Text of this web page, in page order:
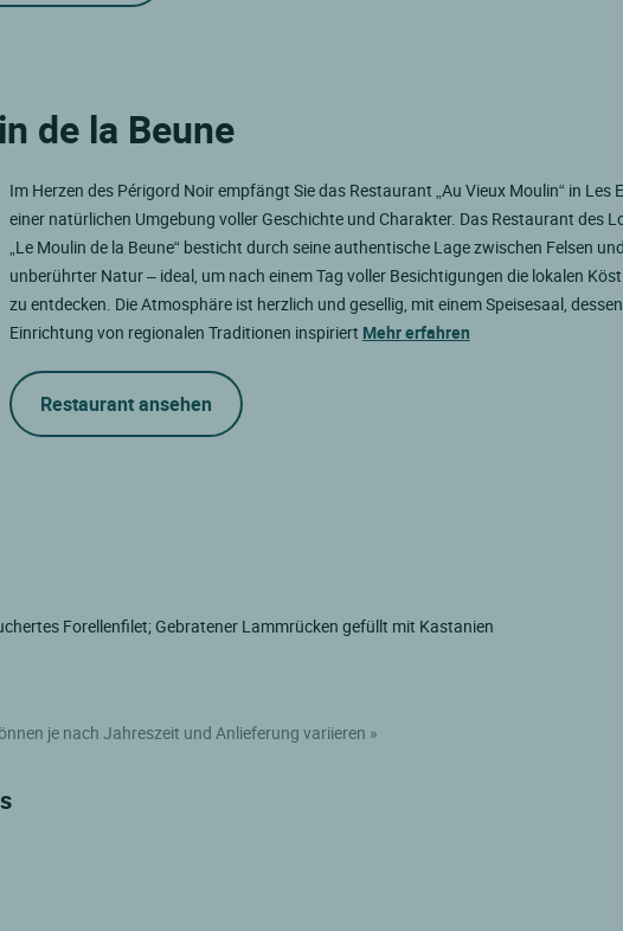
de la Beune
Im Herzen des Périgord Noir empfängt Sie das Restaurant „Au Vieux Moulin“ in Les
einer natürlichen Umgebung voller Geschichte und Charakter. Das Restaurant des
„Le Moulin de la Beune“ besticht durch seine authentische Lage zwischen Felsen
unberührter Natur – ideal, um nach einem Tag voller Besichtigungen die lokalen
zu entdecken. Die Atmosphäre ist herzlich und gesellig, mit einem Speisesaal, dessen
Einrichtung von regionalen Traditionen inspiriert Mehr erfahren
Restaurant ansehen
Forellenfilet; Gebratener Lammrücken gefüllt mit Kastanien
je nach Jahreszeit und Anlieferung variieren »